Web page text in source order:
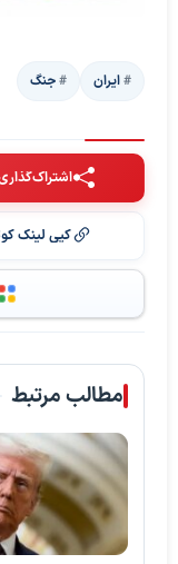
ایران جنگ
کپی لینک
مطالب مرتبط